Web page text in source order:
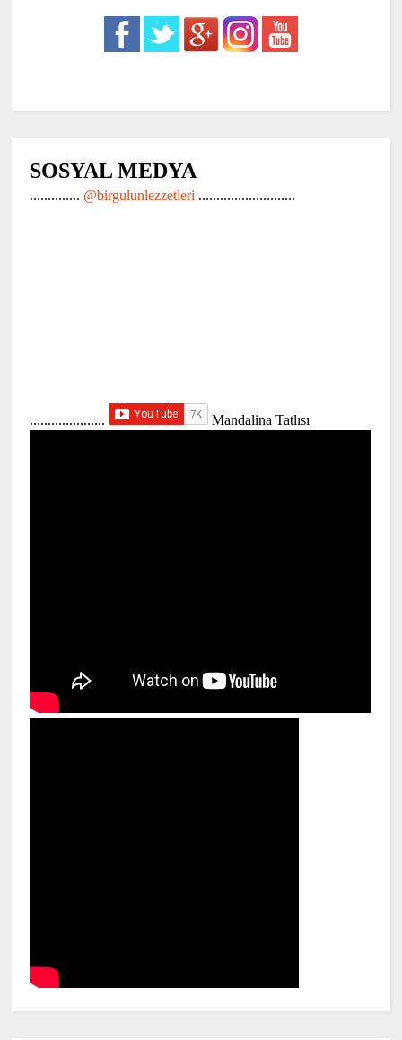
SOSYAL MEDYA
.............. @birgulunlezzetleri ...........................
..................... Mandalina Tatlısı